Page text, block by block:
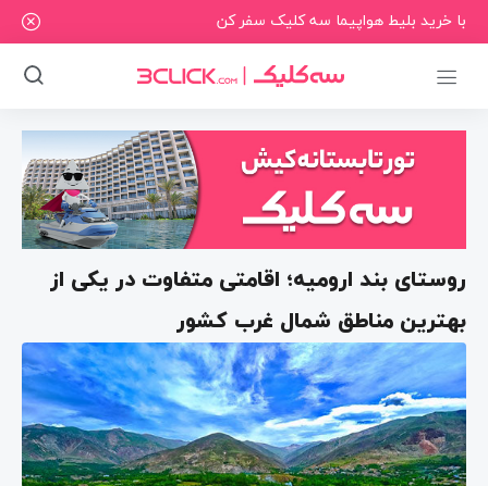
با خرید بلیط هواپیما سه کلیک سفر کن
روستای بند ارومیه؛ اقامتی متفاوت در یکی از
بهترین مناطق شمال غرب کشور